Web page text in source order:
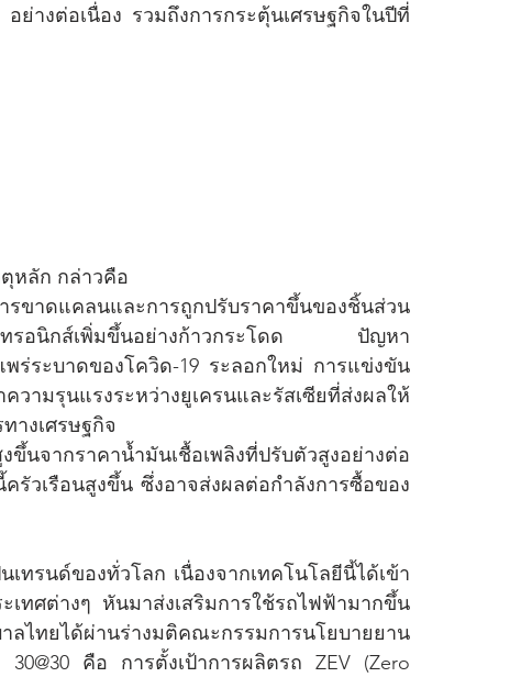
ย่างต่อเนื่อง รวมถึงการกระตุ้นเศรษฐกิจในปีที่
หลัก กล่าวคือ
แคลนและการถูกปรับราคาขึ้นของชิ้นส่วน
ล็กทรอนิกส์เพิ่มขึ้นอย่างก้าวกระโดด ปัญหา
ร่ระบาดของโควิด-19 ระลอกใหม่ การแข่งขัน
มรุนแรงระหว่างยูเครนและรัสเซียที่ส่งผลให้
างเศรษฐกิจ
ขึ้นจากราคาน้ำมันเชื้อเพลิงที่ปรับตัวสูงอย่างต่อ
รัวเรือนสูงขึ้น ซึ่งอาจส่งผลต่อกำลังการซื้อของ
ทรนด์ของทั่วโลก เนื่องจากเทคโนโลยีนี้ได้เข้า
ทศต่างๆ หันมาส่งเสริมการใช้รถไฟฟ้ามากขึ้น
ไทยได้ผ่านร่างมติคณะกรรมการนโยบายยาน
คือ การตั้งเป้าการผลิตรถ ZEV (Zero